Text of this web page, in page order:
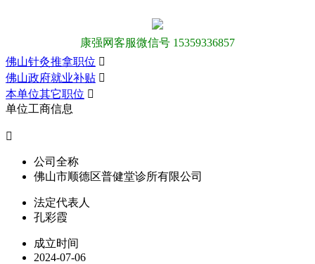
康强网客服微信号 15359336857
佛山针灸推拿职位 
佛山政府就业补贴 
本单位其它职位 
单位工商信息

公司全称
佛山市顺德区普健堂诊所有限公司
法定代表人
孔彩霞
成立时间
2024-07-06